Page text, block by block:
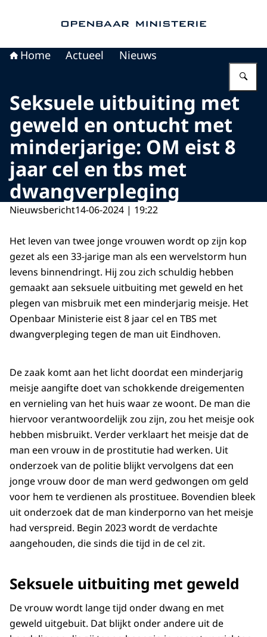
Home Actueel Nieuws
Seksuele uitbuiting met
geweld en ontucht met
minderjarige: OM eist 8
jaar cel en tbs met
dwangverpleging
Nieuwsbericht14-06-2024 | 19:22
Het leven van twee jonge vrouwen wordt op zijn kop
gezet als een 33-jarige man als een wervelstorm hun
levens binnendringt. Hij zou zich schuldig hebben
gemaakt aan seksuele uitbuiting met geweld en het
plegen van misbruik met een minderjarig meisje. Het
Openbaar Ministerie eist 8 jaar cel en TBS met
dwangverpleging tegen de man uit Eindhoven.
De zaak komt aan het licht doordat een minderjarig
meisje aangifte doet van schokkende dreigementen
en vernieling van het huis waar ze woont. De man die
hiervoor verantwoordelijk zou zijn, zou het meisje ook
hebben misbruikt. Verder verklaart het meisje dat de
man een vrouw in de prostitutie had werken. Uit
onderzoek van de politie blijkt vervolgens dat een
jonge vrouw door de man werd gedwongen om geld
voor hem te verdienen als prostituee. Bovendien bleek
uit onderzoek dat de man kinderporno van het meisje
had verspreid. Begin 2023 wordt de verdachte
aangehouden, die sinds die tijd in de cel zit.
Seksuele uitbuiting met geweld
De vrouw wordt lange tijd onder dwang en met
geweld uitgebuit. Dat blijkt onder andere uit de